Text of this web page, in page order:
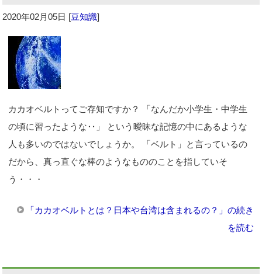
2020年02月05日 [豆知識]
カカオベルトってご存知ですか？ 「なんだか小学生・中学生
の頃に習ったような‥」 という曖昧な記憶の中にあるような
人も多いのではないでしょうか。 「ベルト」と言っているの
だから、真っ直ぐな棒のようなもののことを指していそ
う・・・
「カカオベルトとは？日本や台湾は含まれるの？」の続き
を読む